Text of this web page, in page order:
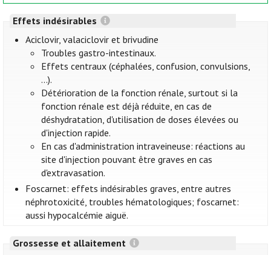
Effets indésirables
Aciclovir, valaciclovir et brivudine
Troubles gastro-intestinaux.
Effets centraux (céphalées, confusion, convulsions,
...).
Détérioration de la fonction rénale, surtout si la
fonction rénale est déjà réduite, en cas de
déshydratation, d'utilisation de doses élevées ou
d'injection rapide.
En cas d'administration intraveineuse: réactions au
site d'injection pouvant être graves en cas
d'extravasation.
Foscarnet: effets indésirables graves, entre autres
néphrotoxicité, troubles hématologiques; foscarnet:
aussi hypocalcémie aiguë.
Grossesse et allaitement